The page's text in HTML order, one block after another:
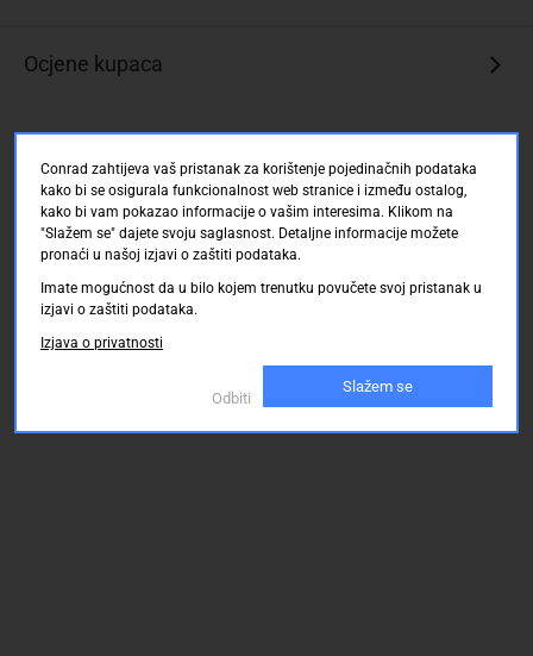
Ocjene kupaca
Conrad zahtijeva vaš pristanak za korištenje pojedinačnih podataka
kako bi se osigurala funkcionalnost web stranice i između ostalog,
kako bi vam pokazao informacije o vašim interesima. Klikom na
"Slažem se" dajete svoju saglasnost. Detaljne informacije možete
pronaći u našoj izjavi o zaštiti podataka.
Imate mogućnost da u bilo kojem trenutku povučete svoj pristanak u
izjavi o zaštiti podataka.
Izjava o privatnosti
Odbiti
Slažem se